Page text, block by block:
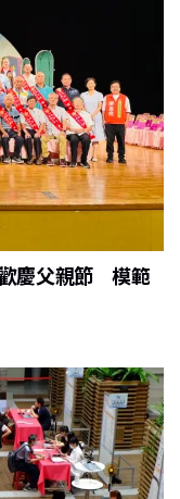
慶父親節 模範